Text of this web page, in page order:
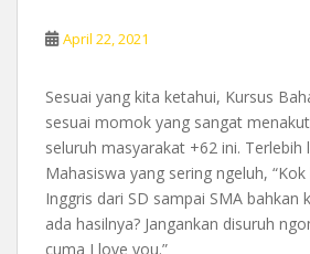
April 22, 2021
Sesuai yang kita ketahui, Kursus
sesuai momok yang sangat
seluruh masyarakat +62 ini. Terlebih
Mahasiswa yang sering ngeluh,
Inggris dari SD sampai SMA bahkan
ada hasilnya? Jangankan disuruh
cuma I love you.”